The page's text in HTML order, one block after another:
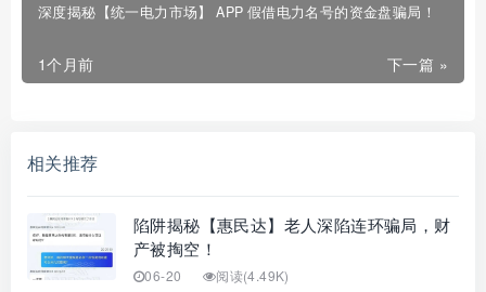
深度揭秘【统一电力市场】 APP 假借电力名号的资金盘骗局！
下一篇 »
1个月前
相关推荐
陷阱揭秘【惠民达】老人深陷连环骗局，财
产被掏空！
06-20 阅读(4.49K)